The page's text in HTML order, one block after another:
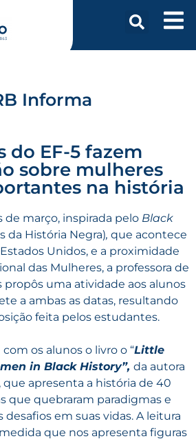
Informa
do EF-5 fazem
sobre mulheres
na história
de março, inspirada pelo Black
da História Negra), que acontece
Unidos, e a proximidade
das Mulheres, a professora de
propôs uma atividade aos alunos
a ambas as datas, resultando
feita pelos estudantes.
os alunos o livro o “Little
in Black History”, da autora
, que apresenta a história de 40
que quebraram paradigmas e
em suas vidas. A leitura
que nos apresenta figuras